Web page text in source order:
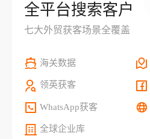
全平台搜索客户
七大外贸获客场景全覆盖
海关数据
领英获客
WhatsApp获客
全球企业库